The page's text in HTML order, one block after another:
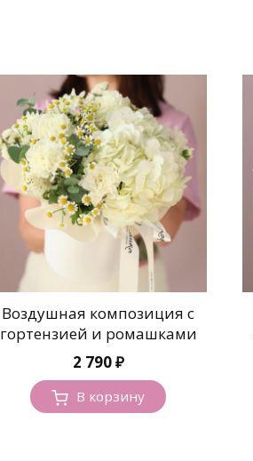
Воздушная композиция с
гортензией и ромашками
2 790₽
В корзину